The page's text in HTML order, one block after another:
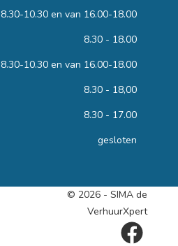
8.30-10.30 en van 16.00-18.00
8.30 - 18.00
8.30-10.30 en van 16.00-18.00
8.30 - 18,00
8.30 - 17.00
gesloten
© 2026 - SIMA de
VerhuurXpert
facebook